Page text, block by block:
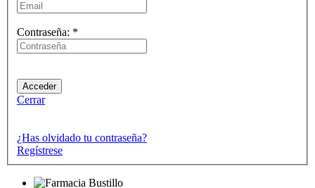
Contraseña: *
Cerrar
¿Has olvidado tu contraseña?
Regístrese